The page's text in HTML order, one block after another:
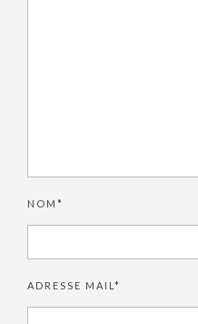
NOM*
ADRESSE MAIL*